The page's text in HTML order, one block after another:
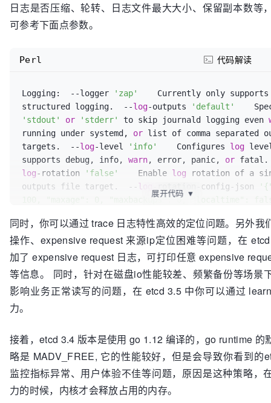
日志是否压缩、轮转、日志文件最大大小、保留副本数等
可参考下面点参数。
Logging:  --logger 'zap'
Currently only
structured logging.  --log-outputs
'default'
'stdout'
or 'stderr' to skip journald logging even
running under systemd, or list of comma separated
targets.  --log-level 'info'
    Configures
log
supports debug, info, warn, error, panic, or fatal.
log-rotation 'false'
    Enable
log rotation of a
outputs file target.  --log -rotation-config-json
100, "maxage": 0, "maxbackups": 0, "localtime":
a JSON logger config. MaxSize(MB), MaxAge(days,0=no
MaxBackups(0=no limit), LocalTime( use computers
Compress(gzip)
Perl 代码解读
展开代码 ▼
同时，你可以通过 trace 日志特性高效的定位问题。另外我
操作、expensive request 来源ip定位困难等问题，在
加了 expensive request 日志，可打印任意 expensive
等信息。 同时，针对在磁盘io性能较差、频繁备份等场景
影响业务正常读写的问题，在 etcd 3.5 中你可以通过
力。
接着，etcd 3.4 版本是使用 go 1.12 编译的，go runtime 的
略是 MADV_FREE, 它的性能较好，但是会导致你看到的
监控指标异常、用户体验不佳等问题，原因是这种策略，
力的时候，内核才会释放占用的内存。